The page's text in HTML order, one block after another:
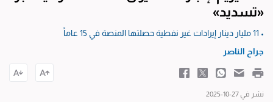
«تسديد»
• 11 مليار دينار إيرادات غير نفطية حصلتها المنصة في 15 عاماً
جراح الناصر
نشر في 27-10-2025